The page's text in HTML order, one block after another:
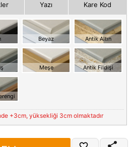
Yazı Kare Kod
Beyaz Antik Altın
Meşe Antik Fildişi
+3cm, yüksekliği 3cm olmaktadır